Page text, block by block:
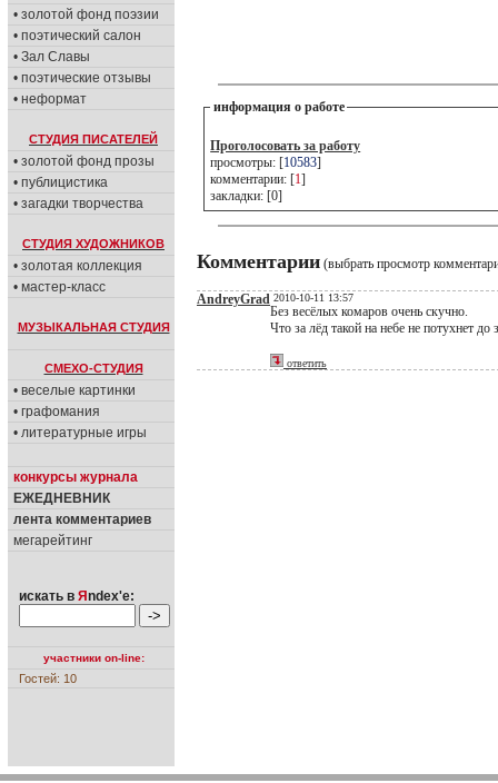
• золотой фонд поэзии
• поэтический салон
• Зал Славы
• поэтические отзывы
• неформат
СТУДИЯ ПИСАТЕЛЕЙ
• золотой фонд прозы
• публицистика
• загадки творчества
СТУДИЯ ХУДОЖНИКОВ
• золотая коллекция
• мастер-класс
МУЗЫКАЛЬНАЯ СТУДИЯ
СМЕХО-СТУДИЯ
• веселые картинки
• графомания
• литературные игры
конкурсы журнала
ЕЖЕДНЕВНИК
лента комментариев
мегарейтинг
искать в Я ndex'е:
участники on-line:
Гостей: 10
информация о работе
Проголосовать за работу
просмотры: [10583]
комментарии: [1]
закладки: [0]
Комментарии (выбрать просмотр
AndreyGrad 2010-10-11 13:57
Без весёлых комаров очень скучно.
Что за лёд такой на небе не потухнет до
ответить